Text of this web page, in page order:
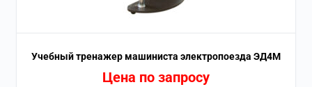
Учебный тренажер машиниста электропоезда ЭД4М
Цена по запросу